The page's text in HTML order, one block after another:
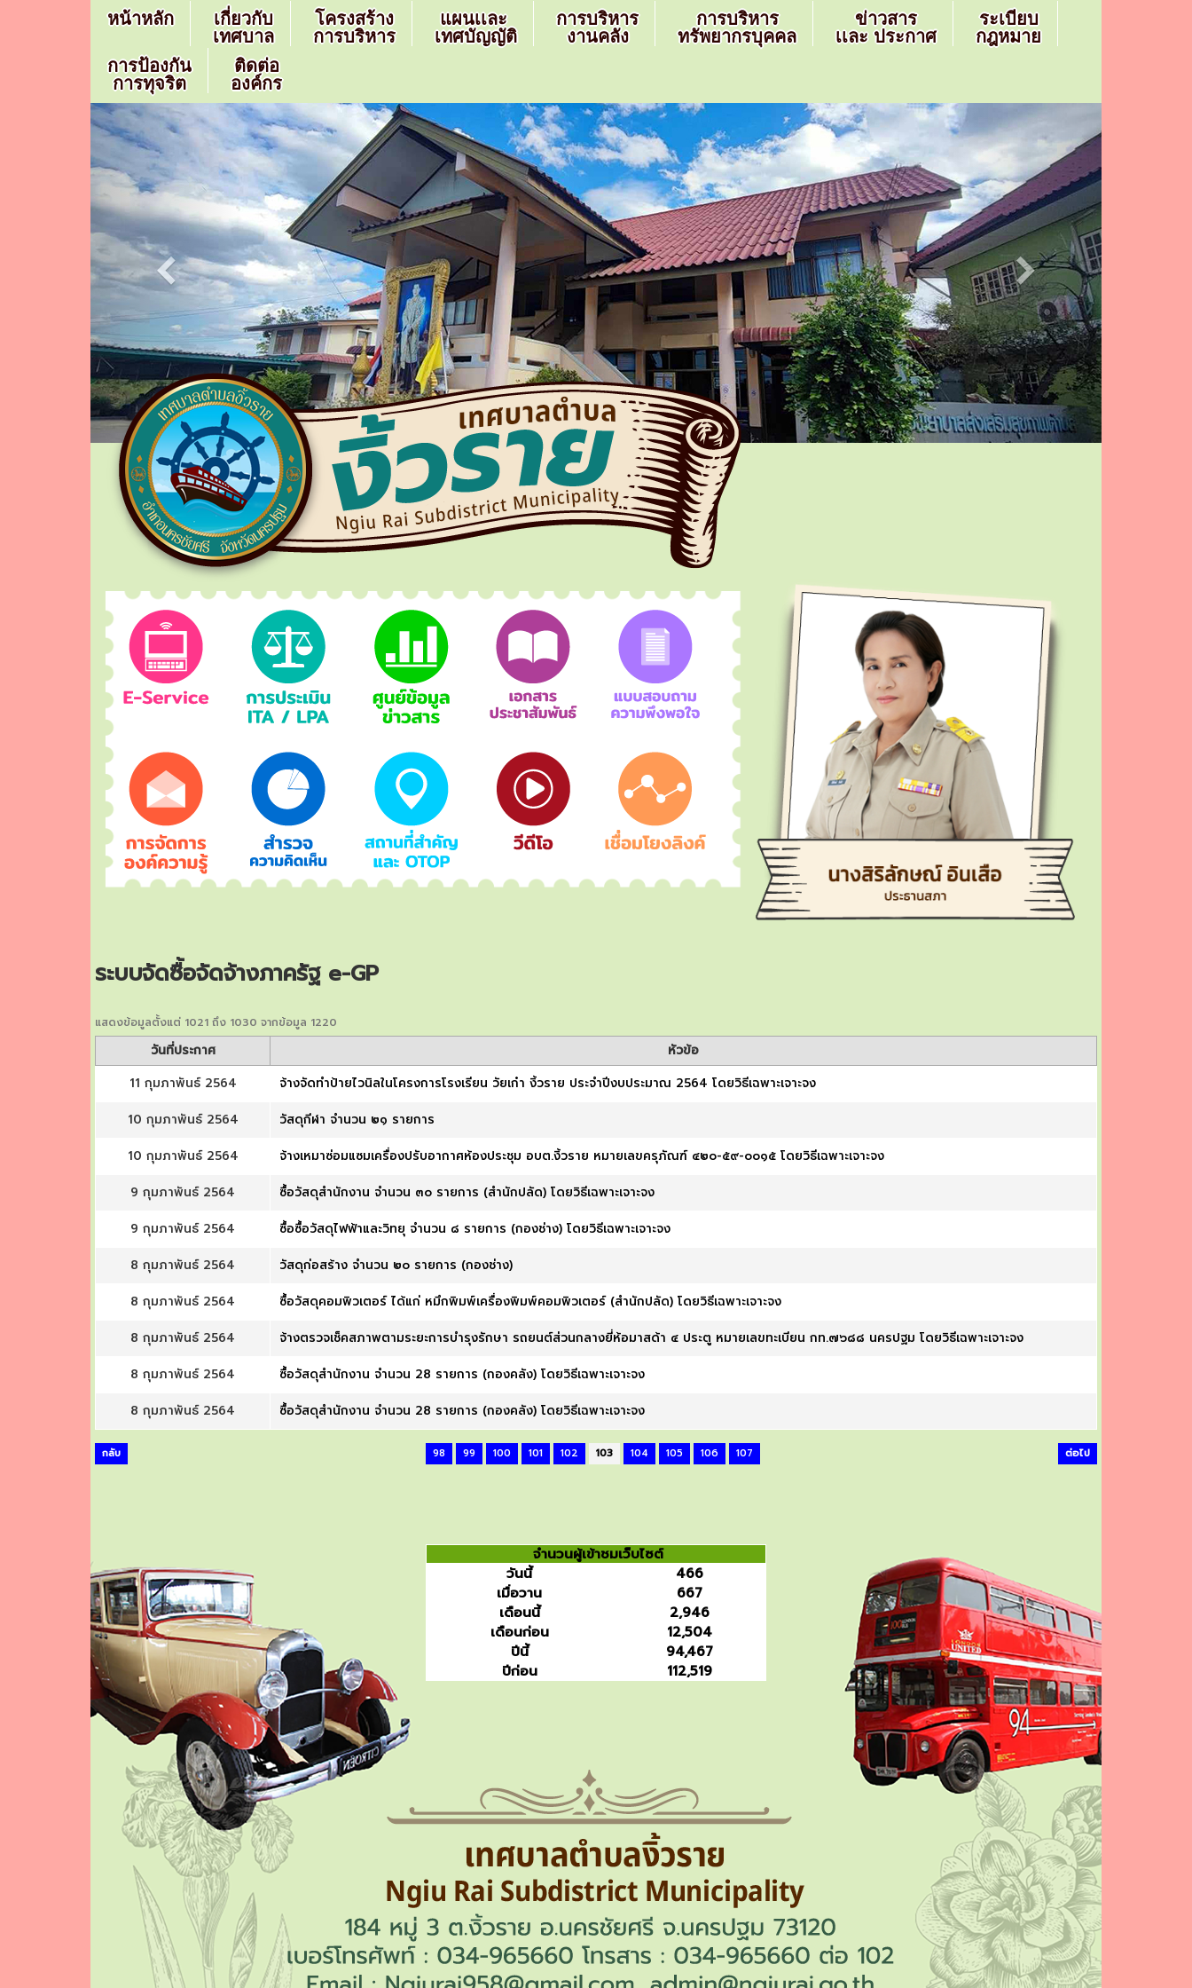
หน้าหลัก
เกี่ยวกับ
เทศบาล
โครงสร้าง
การบริหาร
แผนเเละ
เทศบัญญัติ
การบริหาร
งานคลัง
การบริหาร
ทรัพยากรบุคคล
ข่าวสาร
เเละ ประกาศ
ระเบียบ
กฎหมาย
การป้องกัน
การทุจริต
ติดต่อ
องค์กร
ระบบจัดซื้อจัดจ้างภาครัฐ e-GP
แสดงข้อมูลตั้งแต่ 1021 ถึง 1030 จากข้อมูล 1220
วันที่ประกาศ
หัวข้อ
11 กุมภาพันธ์ 2564
จ้างจัดทำป้ายไวนิลในโครงการโรงเรียน วัยเก๋า งิ้วราย ประจำปีงบประมาณ 2564 โดยวิธีเฉพาะเจาะจง
10 กุมภาพันธ์ 2564
วัสดุกีฬา จำนวน ๒๑ รายการ
10 กุมภาพันธ์ 2564
จ้างเหมาซ่อมแซมเครื่องปรับอากาศห้องประชุม อบต.งิ้วราย หมายเลขครุภัณฑ์ ๔๒๐-๕๙-๐๐๑๕ โดยวิธีเฉพาะเจาะจง
9 กุมภาพันธ์ 2564
ซื้อวัสดุสำนักงาน จำนวน ๓๐ รายการ (สำนักปลัด) โดยวิธีเฉพาะเจาะจง
9 กุมภาพันธ์ 2564
ซื้อซื้อวัสดุไฟฟ้าและวิทยุ จำนวน ๘ รายการ (กองช่าง) โดยวิธีเฉพาะเจาะจง
8 กุมภาพันธ์ 2564
วัสดุก่อสร้าง จำนวน ๒๐ รายการ (กองช่าง)
8 กุมภาพันธ์ 2564
ซื้อวัสดุคอมพิวเตอร์ ได้แก่ หมึกพิมพ์เครื่องพิมพ์คอมพิวเตอร์ (สำนักปลัด) โดยวิธีเฉพาะเจาะจง
8 กุมภาพันธ์ 2564
จ้างตรวจเช็คสภาพตามระยะการบำรุงรักษา รถยนต์ส่วนกลางยี่ห้อมาสด้า ๔ ประตู หมายเลขทะเบียน กท.๗๖๘๘ นครปฐม โดยวิธีเฉพาะเจาะจง
8 กุมภาพันธ์ 2564
ซื้อวัสดุสำนักงาน จำนวน 28 รายการ (กองคลัง) โดยวิธีเฉพาะเจาะจง
8 กุมภาพันธ์ 2564
ซื้อวัสดุสำนักงาน จำนวน 28 รายการ (กองคลัง) โดยวิธีเฉพาะเจาะจง
กลับ 98 99 100 101 102 103 104 105 106 107 ต่อไป
จำนวนผู้เข้าชมเว็บไซต์
วันนี้
466
เมื่อวาน
667
เดือนนี้
2,946
เดือนก่อน
12,504
ปีนี้
94,467
ปีก่อน
112,519